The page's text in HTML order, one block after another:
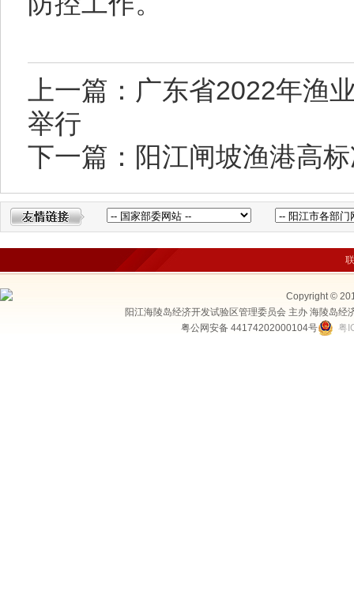
上一篇：广东省2022年渔
举行
下一篇：阳江闸坡渔港高
Copyright ©
阳江海陵岛经济开发试验区管理委员会 主办 海陵岛
粤公网安备 44174202000104号
粤